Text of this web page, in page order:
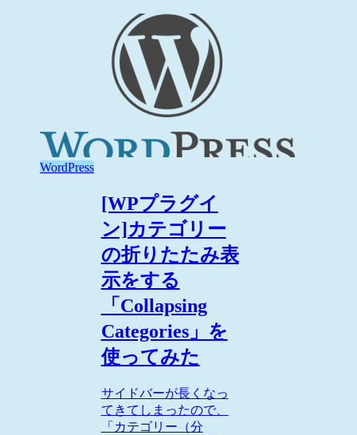
WordPress
[WPプラグイ
ン]カテゴリー
の折りたたみ表
示をする
「Collapsing
Categories」を
使ってみた
サイドバーが長くなっ
てきてしまったので、
「カテゴリー（分